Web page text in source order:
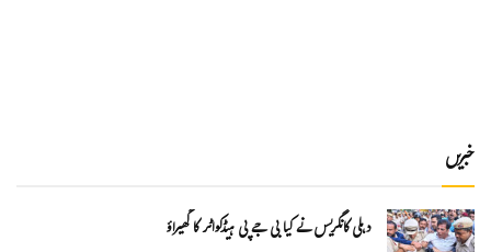
خبریں
دہلی کانگریس نے کیا بی جے پی ہیڈکواٹر کا گھیراؤ